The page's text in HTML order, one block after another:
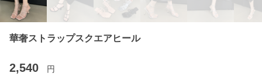
華奢ストラップスクエアヒール
2,540 円